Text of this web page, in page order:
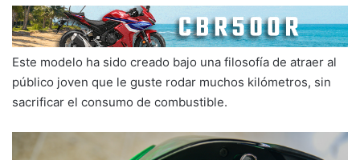
Este modelo ha sido creado bajo una filosofía de atraer al
público joven que le guste rodar muchos kilómetros, sin
sacrificar el consumo de combustible.